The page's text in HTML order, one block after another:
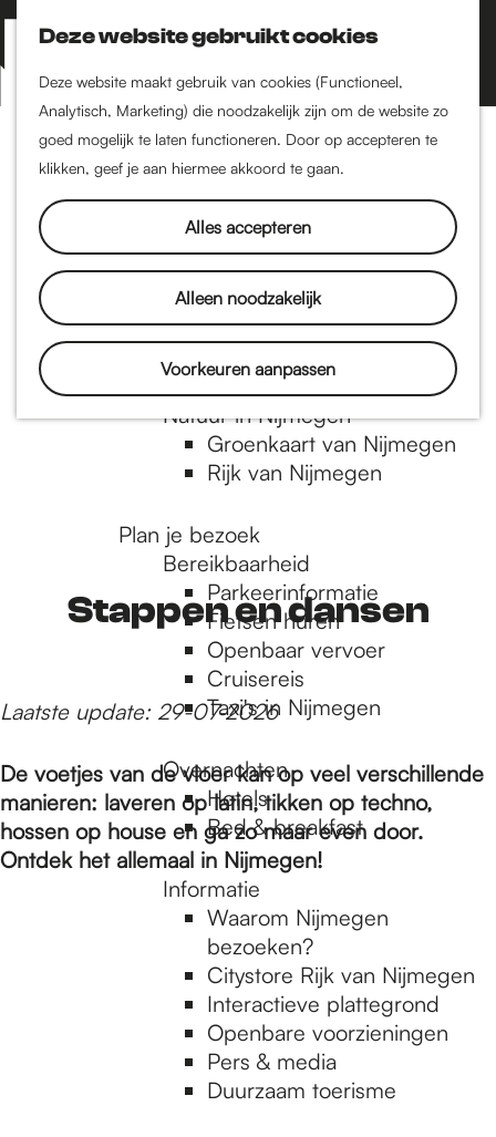
Deze website gebruikt cookies
Deze website maakt gebruik van cookies (Functioneel,
Analytisch, Marketing) die noodzakelijk zijn om de website zo
goed mogelijk te laten functioneren. Door op accepteren te
klikken, geef je aan hiermee akkoord te gaan.
Alles accepteren
Alleen noodzakelijk
Voorkeuren aanpassen
Z
o
e
k
e
K
a
a
r
t
M
e
n
Nijmegen-Nieuw-West
Dukenburg
Lindenholt
Historie
De oudste stad van
Nederland
Historische tijdlijn
Romeinse Limes
Vrede van Nijmegen
Penning
Natuur in Nijmegen
Groenkaart van Nijmegen
Rijk van Nijmegen
Plan je bezoek
Bereikbaarheid
Parkeerinformatie
Fietsen huren
Openbaar vervoer
Cruisereis
Taxi's in Nijmegen
Overnachten
Hotels
Bed & breakfast
Informatie
Waarom Nijmegen
bezoeken?
Citystore Rijk van Nijmegen
Interactieve plattegrond
Openbare voorzieningen
Pers & media
Duurzaam toerisme
Stappen en dansen
Laatste update: 29-07-2026
De voetjes van de vloer kan op veel verschillende
manieren: laveren op latin, tikken op techno,
hossen op house en ga zo maar even door.
Ontdek het allemaal in Nijmegen!